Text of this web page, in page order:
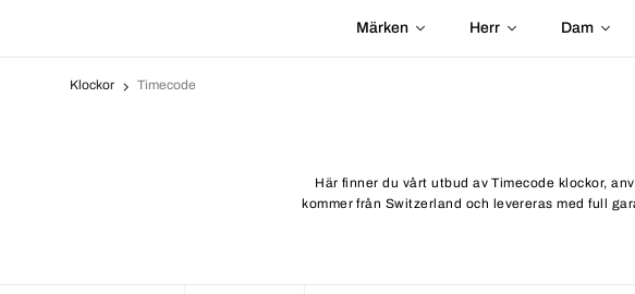
Märken Herr Dam
Klockor Timecode
Här finner du vårt utbud av Timecode klockor,
kommer från Switzerland och levereras med full